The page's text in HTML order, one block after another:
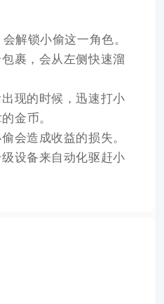
解锁小偷这一角色。
裹，会从左侧快速溜
现的时候，迅速打小
金币。
会造成收益的损失。
设备来自动化驱赶小